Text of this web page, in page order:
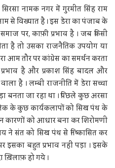
नामक नगर में गुरमीत सिंह राम
से विख्यात है । इस डेरा का पंजाब के
पर, काफ़ी प्रभाव है । जब किसी
है तो उसका राजनैतिक उपयोग या
आम तौर पर कांग्रेस का समर्थन करता
है और प्रकाश सिंह बादल और
है । लम्बी राजनीति में डेरा सच्चा
बनता जा रहा था । पिछले कुछ अरसा
के कुछ कार्यकलापों को सिख पंथ के
को आधार बना कर शिरोमणी
ने संत को सिख पंथ से निष्कासित कर
इसका बहुत प्रभाव नहीं पड़ा । इसके
हो गये ।